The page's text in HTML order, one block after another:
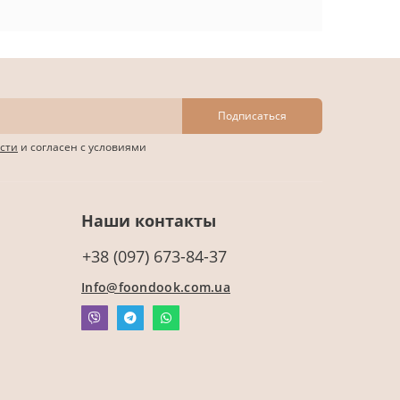
Подписаться
и согласен с условиями
Наши контакты
+38 (097) 673-84-37
Info@foondook.com.ua